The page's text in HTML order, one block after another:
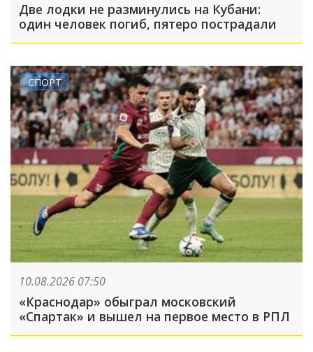
Две лодки не разминулись на Кубани:
один человек погиб, пятеро пострадали
СПОРТ
10.08.2026 07:50
«Краснодар» обыграл московский
«Спартак» и вышел на первое место в РПЛ